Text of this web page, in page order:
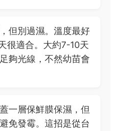
但別過濕。溫度最好
很適合。大約7-10天
夠光線，不然幼苗會
一層保鮮膜保濕，但
免發霉。這招是從台